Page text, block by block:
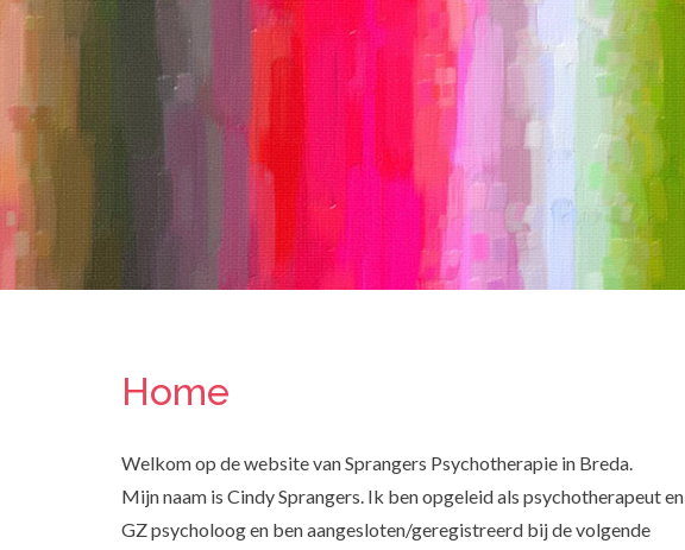
Home
Welkom op de website van Sprangers Psychotherapie in Breda.
Mijn naam is Cindy Sprangers. Ik ben opgeleid als psychotherapeut en
GZ psycholoog en ben aangesloten/geregistreerd bij de volgende